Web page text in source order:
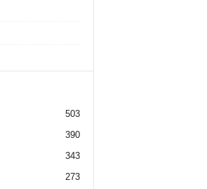
503
390
343
273